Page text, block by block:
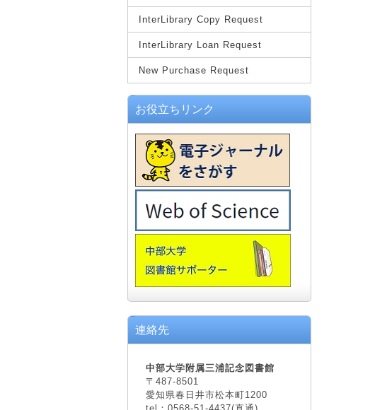
InterLibrary Copy Request
InterLibrary Loan Request
New Purchase Request
お役立ちリンク
連絡先
中部大学附属三浦記念図書館
〒487-8501
愛知県春日井市松本町1200